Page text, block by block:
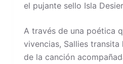
el pujante sello Isla
A través de una poética
vivencias, Sallies
de la canción